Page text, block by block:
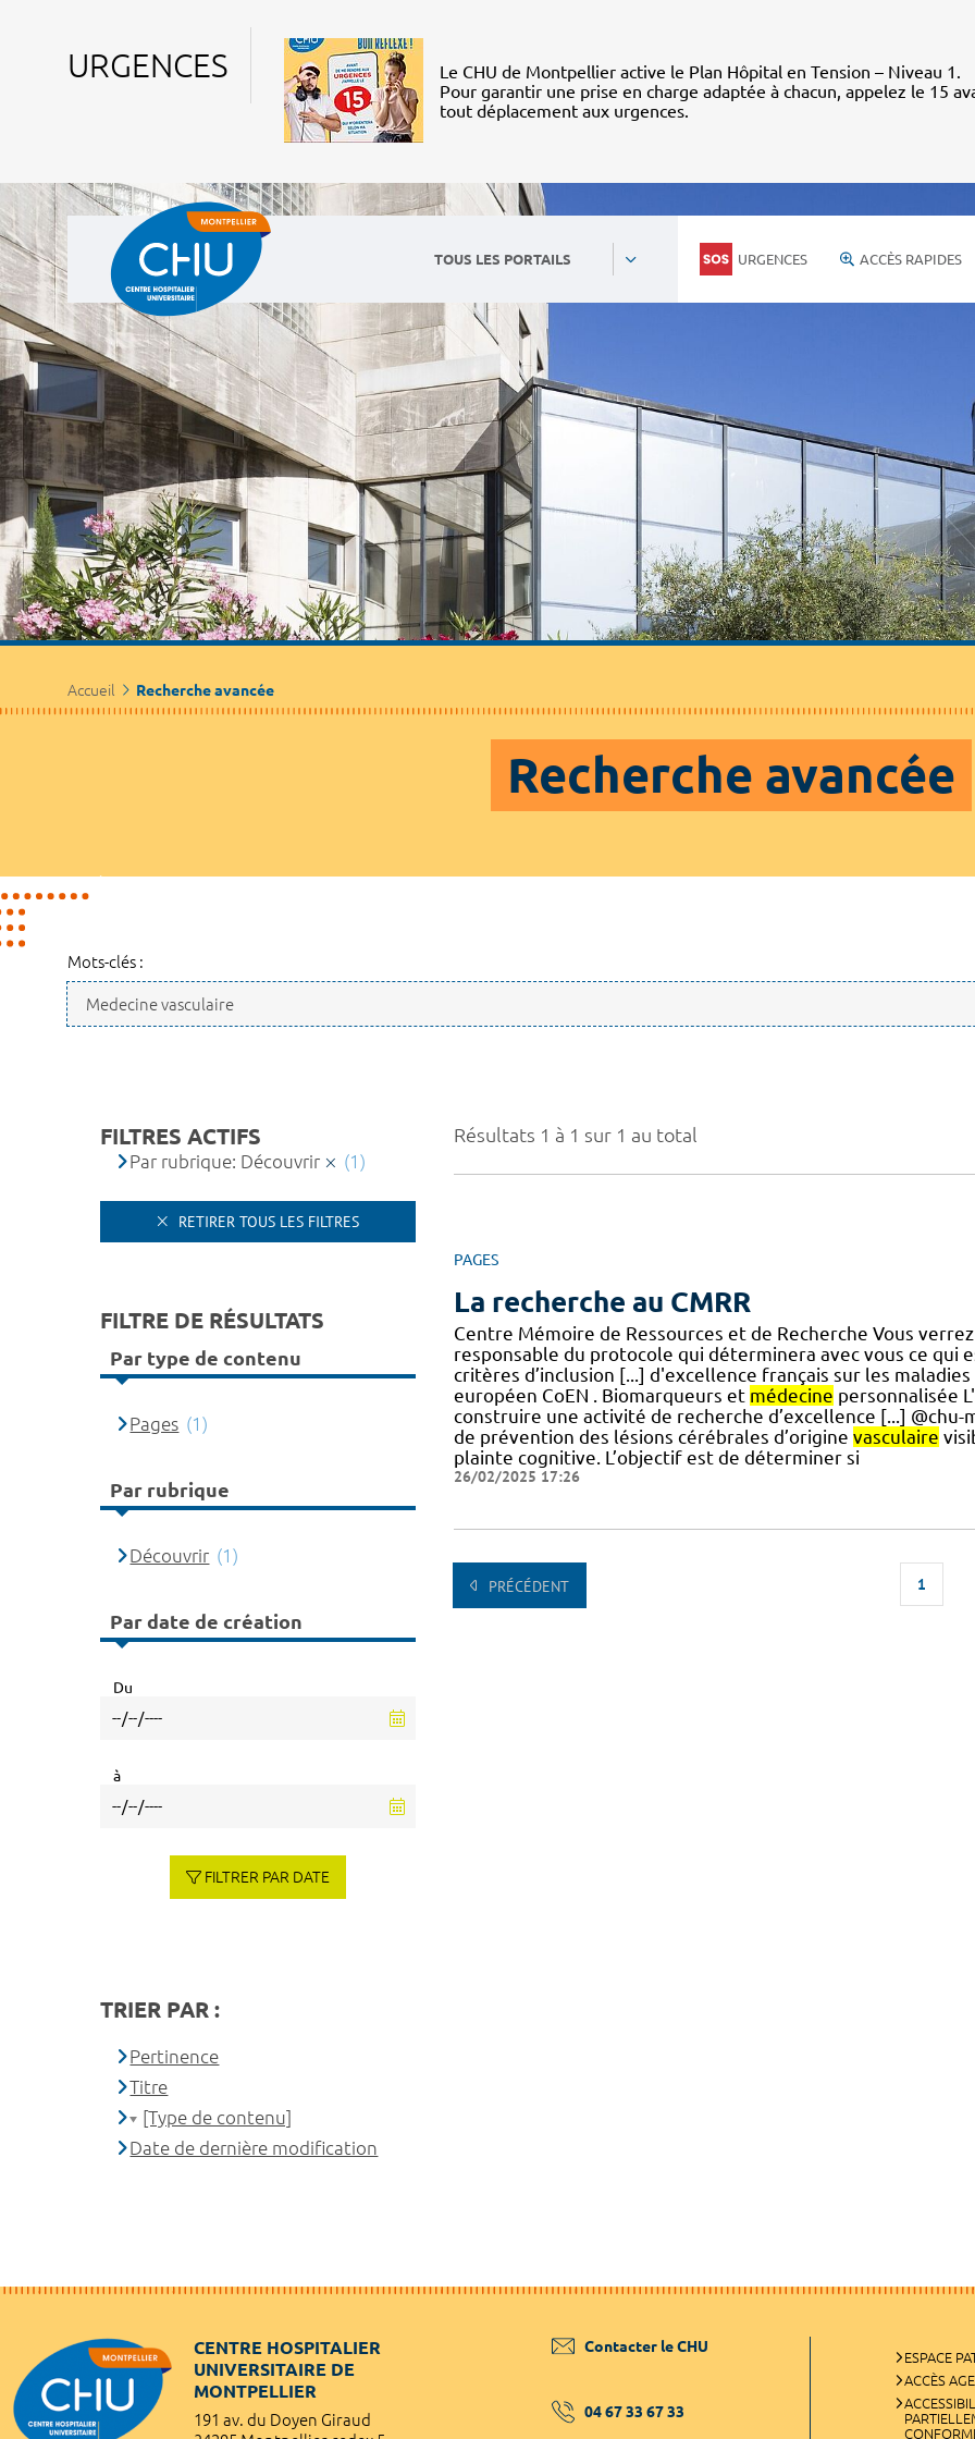
URGENCES
Le CHU de Montpellier active le Plan Hôpital en Tension – Niveau 1.
Pour garantir une prise en charge adaptée à chacun, appelez le 15
tout déplacement aux urgences.
TOUS LES PORTAILS URGENCES ACCÈS RAPIDES
Accueil Recherche avancée
Recherche avancée
Mots-clés :
Résultats 1 à 1 sur 1 au total
PAGES
La recherche au CMRR
Centre Mémoire de Ressources et de Recherche Vous
responsable du protocole qui déterminera avec vous ce qui
critères d’inclusion [...] d'excellence français sur les
européen CoEN . Biomarqueurs et médecine personnalisée
construire une activité de recherche d’excellence [...] @chu-
de prévention des lésions cérébrales d’origine vasculaire
plainte cognitive. L’objectif est de déterminer si
26/02/2025 17:26
PRÉCÉDENT 1
FILTRES ACTIFS
Par rubrique: Découvrir (1)
RETIRER TOUS LES FILTRES
FILTRE DE RÉSULTATS
Par type de contenu
Pages (1)
Par rubrique
Découvrir (1)
Par date de création
Du
à
FILTRER PAR DATE
TRIER PAR :
Pertinence
Titre
[Type de contenu]
Date de dernière modification
CENTRE HOSPITALIER
UNIVERSITAIRE DE
MONTPELLIER
191 av. du Doyen Giraud
Contacter le CHU
04 67 33 67 33
ESPACE
ACCÈS